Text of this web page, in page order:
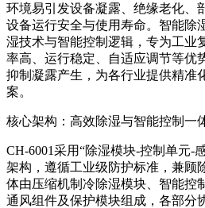
环境易引发设备凝露、绝缘老化、
设备运行安全与使用寿命。智能除
湿技术与智能控制逻辑，专为工业
率高、运行稳定、自适应调节等优
抑制凝露产生，为各行业提供精准
案。
核心架构：高效除湿与智能控制一
CH-6001采用“除湿模块-控制单元-
架构，遵循工业级防护标准，兼顾
体由压缩机制冷除湿模块、智能控
通风组件及保护模块组成，各部分